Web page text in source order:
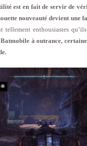
est en fait de servir de
nouveauté devient une
tellement enthousiastes
à outrance,